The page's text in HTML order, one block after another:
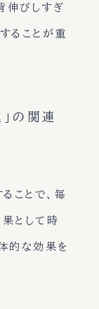
伸びしすぎ
ることが重
の関連
ことで、毎
として時
的な効果を